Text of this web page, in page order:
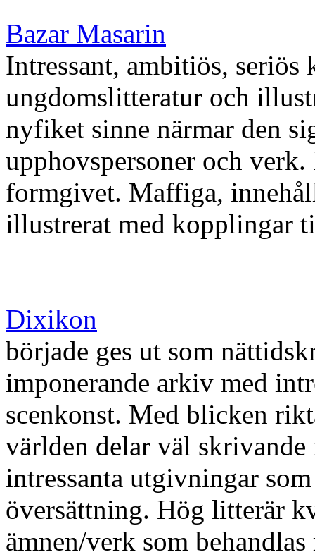
Bazar Masarin
Intressant, ambitiös,
ungdomslitteratur och
nyfiket sinne närmar den
upphovspersoner och
formgivet. Maffiga,
illustrerat med kopplingar
Dixikon
började ges ut som
imponerande arkiv med
scenkonst. Med blicken
världen delar väl skrivande
intressanta utgivningar
översättning. Hög litterär
ämnen/verk som